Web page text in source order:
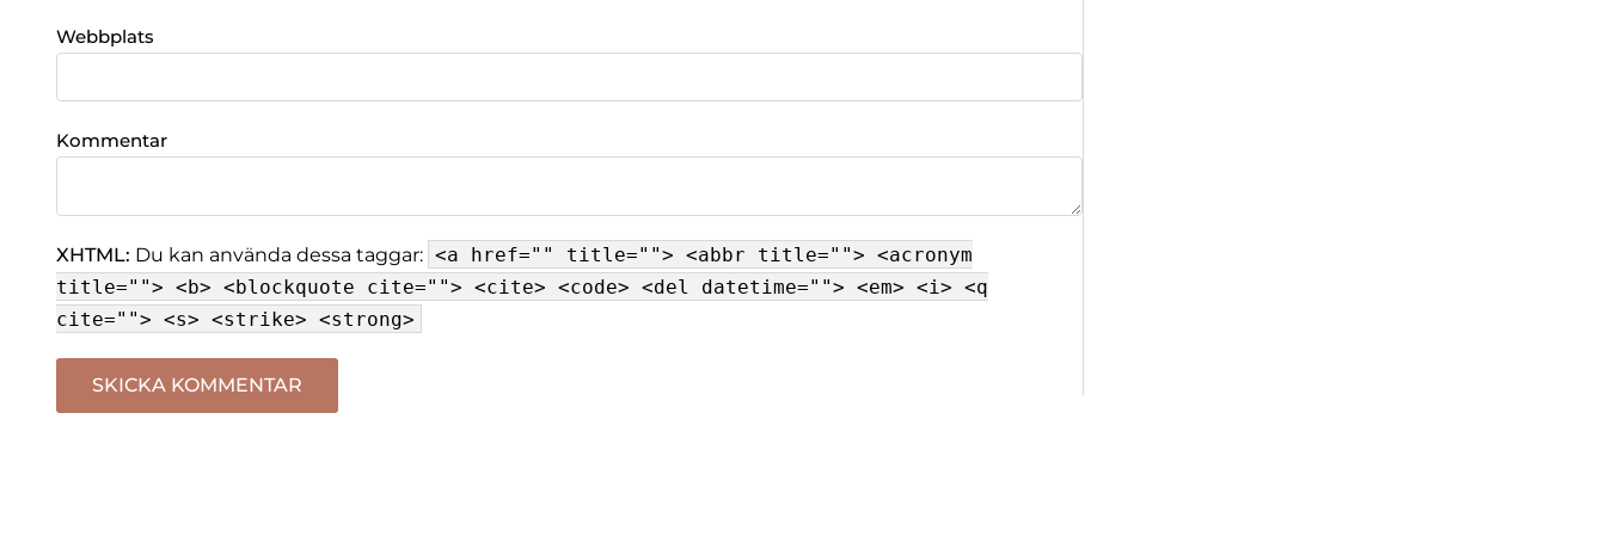
Webbplats
Kommentar
XHTML: Du kan använda dessa taggar: <a href="" title=""> <abbr title=""> <acronym
title=""> <b> <blockquote cite=""> <cite> <code> <del datetime=""> <em> <i> <q
cite=""> <s> <strike> <strong>